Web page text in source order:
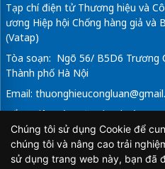
Tạp chí điện tử Thương hiệu và
ương Hiệp hội Chống hàng giả và
(Vatap)
Tòa soạn: Ngõ 56/ B5D6 Trương
Thành phố Hà Nội
Email:
Tổng Biên Tập: Vũ Đức Thuận
Giấy phép hoạt động báo chí
Thông tin và Truyền thông cấp
Chúng tôi sử dụng Cookie để
chúng tôi và nâng cao trải
sử dụng trang web này, bạn đã